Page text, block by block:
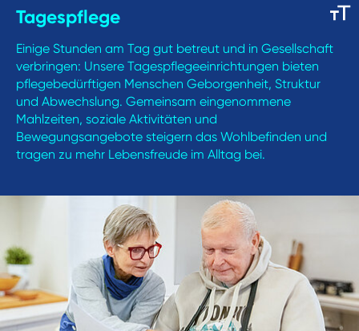
Tagespflege
Einige Stunden am Tag gut betreut und in Gesellschaft
verbringen: Unsere Tagespflegeeinrichtungen bieten
pflegebedürftigen Menschen Geborgenheit, Struktur
und Abwechslung. Gemeinsam eingenommene
Mahlzeiten, soziale Aktivitäten und
Bewegungsangebote steigern das Wohlbefinden und
tragen zu mehr Lebensfreude im Alltag bei.